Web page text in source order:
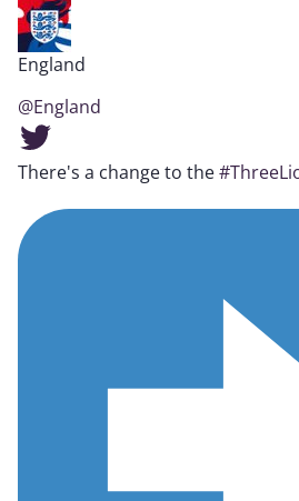
England
@England
There's a change to the